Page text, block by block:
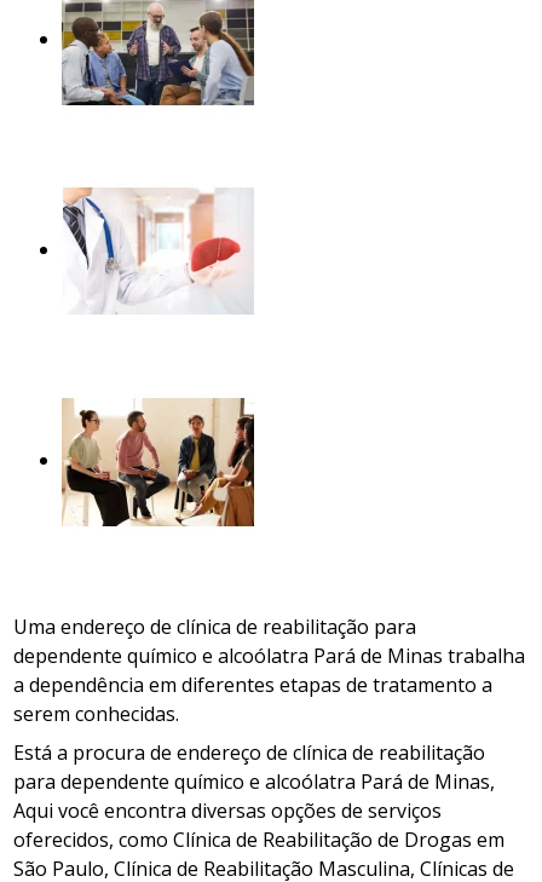
Uma endereço de clínica de reabilitação para
dependente químico e alcoólatra Pará de Minas trabalha
a dependência em diferentes etapas de tratamento a
serem conhecidas.
Está a procura de endereço de clínica de reabilitação
para dependente químico e alcoólatra Pará de Minas,
Aqui você encontra diversas opções de serviços
oferecidos, como Clínica de Reabilitação de Drogas em
São Paulo, Clínica de Reabilitação Masculina, Clínicas de